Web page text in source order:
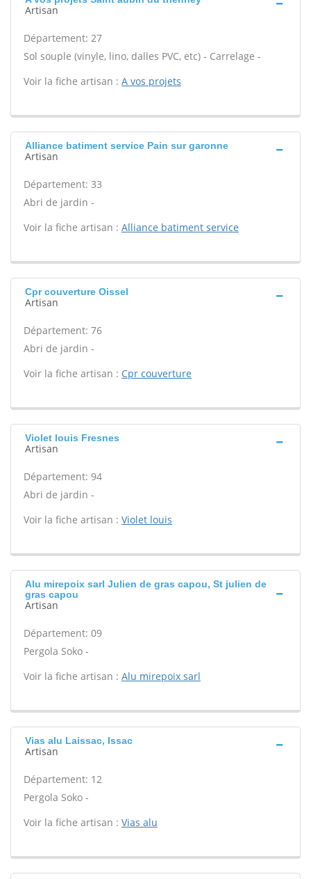
Artisan
Département: 27
Sol souple (vinyle, lino, dalles PVC, etc) - Carrelage -
Voir la fiche artisan : A vos projets
Alliance batiment service Pain sur garonne
Artisan
Département: 33
Abri de jardin -
Voir la fiche artisan : Alliance batiment service
Cpr couverture Oissel
Artisan
Département: 76
Abri de jardin -
Voir la fiche artisan : Cpr couverture
Violet louis Fresnes
Artisan
Département: 94
Abri de jardin -
Voir la fiche artisan : Violet louis
Alu mirepoix sarl Julien de gras capou, St julien de
gras capou
Artisan
Département: 09
Pergola Soko -
Voir la fiche artisan : Alu mirepoix sarl
Vias alu Laissac, Issac
Artisan
Département: 12
Pergola Soko -
Voir la fiche artisan : Vias alu